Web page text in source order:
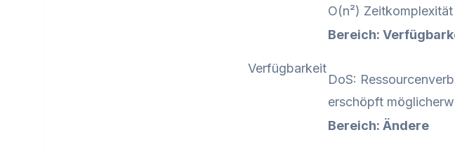
O(n²)
Verfügbarkeit
Bereich:
DoS:
erschöpft
Bereich: Ändere